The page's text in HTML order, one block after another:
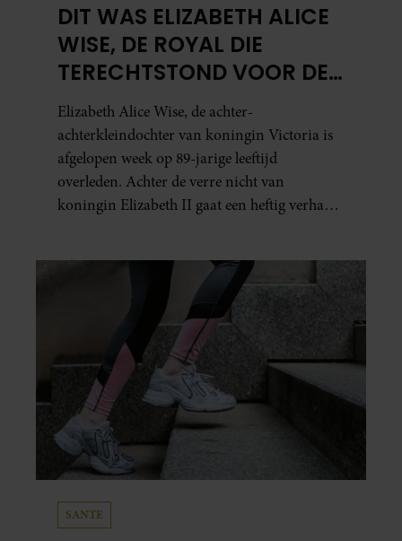
DIT WAS ELIZABETH ALICE
WISE, DE ROYAL DIE
TERECHTSTOND VOOR DE
DOOD VAN HAAR BABY
Elizabeth Alice Wise, de achter-
achterkleindochter van koningin Victoria is
afgelopen week op 89-jarige leeftijd
overleden. Achter de verre nicht van
koningin Elizabeth II gaat een heftig verhaal
SANTE